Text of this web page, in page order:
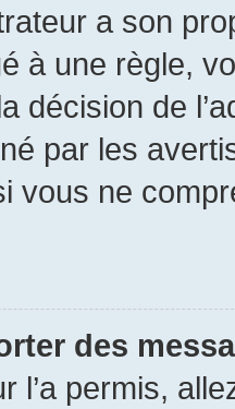
a son
à une règle,
décision de
par les
vous ne
des
l’a permis,